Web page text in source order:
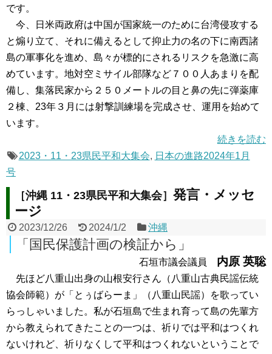
です。
今、日米両政府は中国が国家統一のために台湾侵攻する
と煽り立て、それに備えるとして抑止力の名の下に南西諸
島の軍事化を進め、島々が標的にされるリスクを急激に高
めています。地対空ミサイル部隊など７００人あまりを配
備し、集落民家から２５０メートルの目と鼻の先に弾薬庫
２棟、23年３月には射撃訓練場を完成させ、運用を始めて
います。
続きを読む
2023・11・23県民平和大集会, 日本の進路2024年1月
号
［沖縄 11・23県民平和大集会］ 発言・メッセ
ージ
2023/12/26 2024/1/2 沖縄
「国民保護計画の検証から」
石垣市議会議員 内原 英聡
先ほど八重山出身の山根安行さん（八重山古典民謡伝統
協会師範）が「とぅばらーま」（八重山民謡）を歌ってい
らっしゃいました。私が石垣島で生まれ育って島の先輩方
から教えられてきたことの一つは、祈りでは平和はつくれ
ないけれど、祈りなくして平和はつくれないということで